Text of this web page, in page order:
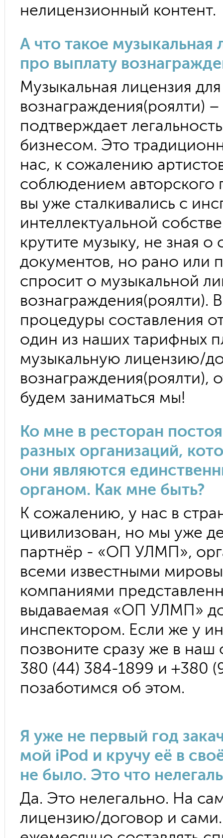
нелицензионный контент.
А что такое музыкальная
про выплату
Музыкальная лицензия
вознаграждения(роялти)
подтверждает
бизнесом. Это
нас, к сожалению
соблюдением авторского
вы уже сталкивались с
интеллектуальной
крутите музыку, не зная
документов, но рано или
спросит о музыкальной
вознаграждения(роялти).
процедуры составления
один из наших тарифных
музыкальную лицензию/
вознаграждения(роялти),
будем заниматься мы!
Ко мне в ресторан
разных организаций,
они являются
органом. Как мне быть?
К сожалению, у нас в
цивилизован, но мы уже
партнёр - «ОП УЛМП»,
всеми известными
компаниями
выдаваемая «ОП УЛМП»
инспектором. Если же у
позвоните сразу же в наш
380 (44) 384-1899 и +380
позаботимся об этом.
Я уже не первый год
мой iPod и кручу её в
не было. Это что
Да. Это нелегально. На
лицензию/договор и